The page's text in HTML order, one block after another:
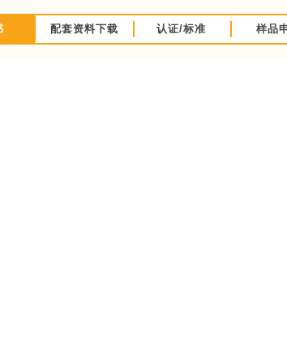
配套资料下载 认证/标准 样品